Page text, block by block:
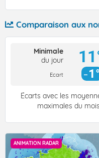
Comparaison aux
Minimale
du jour
Ecart 1°
Écarts avec les
maximales du
ANIMATION RADAR